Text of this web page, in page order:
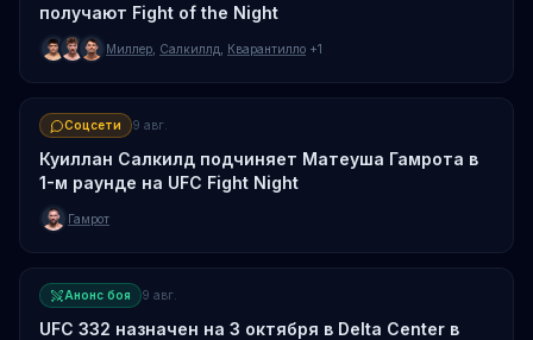
получают Fight of the Night
Миллер Салкиллд Кварантилло +1
Соцсети 9 авг.
Куиллан Салкилд подчиняет Матеуша Гамрота в
1-м раунде на UFC Fight Night
Гамрот
Анонс боя 9 авг.
UFC 332 назначен на 3 октября в Delta Center в